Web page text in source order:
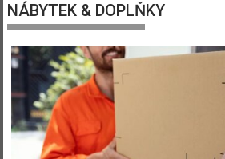
NÁBYTEK & DOPLŇKY